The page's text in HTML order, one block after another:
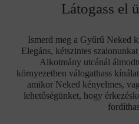
Látogass el
Ismerd meg a Gyűrű Neked
Elegáns, kétszintes
Alkotmány utcánál
környezetben válogathass
amikor Neked kényelmes,
lehetőségünket, hogy